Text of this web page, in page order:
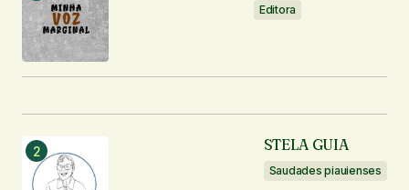
Editora
STELA GUIA
Saudades piauienses